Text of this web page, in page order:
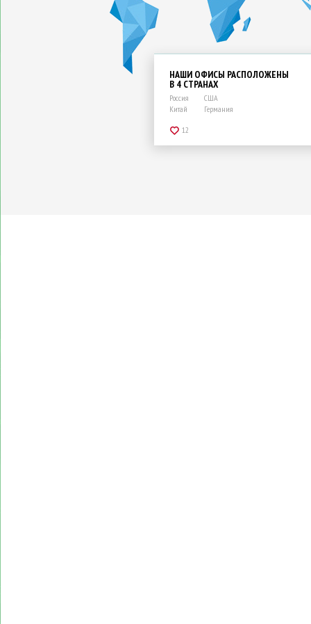
НАШИ ОФИСЫ РАСПОЛОЖЕНЫ
В 4 СТРАНАХ
Россия
Китай
США
Германия
12